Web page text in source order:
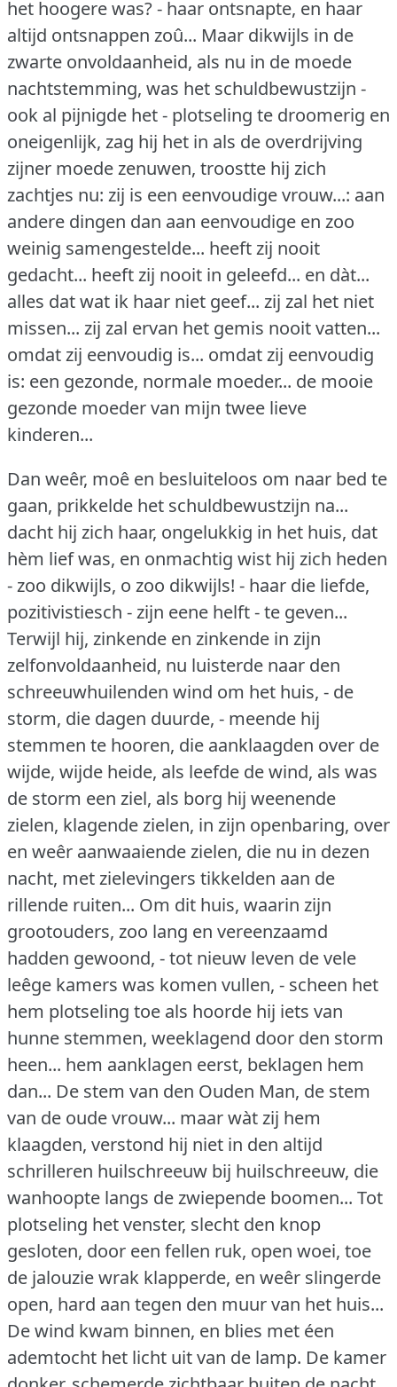
het hoogere was?- haar ontsnapte, en haar
altijd ontsnappen zoû... Maar dikwijls in de
zwarte onvoldaanheid, als nu in de moede
nachtstemming, was het schuldbewustzijn -
ook al pijnigde het - plotseling te droomerig en
oneigenlijk, zag hij het in als de overdrijving
zijner moede zenuwen, troostte hij zich
zachtjes nu: zij is een eenvoudige vrouw...: aan
andere dingen dan aan eenvoudige en zoo
weinig samengestelde... heeft zij nooit
gedacht... heeft zij nooit in geleefd... en dàt...
alles dat wat ik haar niet geef... zij zal het niet
missen... zij zal ervan het gemis nooit vatten...
omdat zij eenvoudig is... omdat zij eenvoudig
is: een gezonde, normale moeder... de mooie
gezonde moeder van mijn twee lieve
kinderen...
Dan weêr, moê en besluiteloos om naar bed te
gaan, prikkelde het schuldbewustzijn na...
dacht hij zich haar, ongelukkig in het huis, dat
hèm lief was, en onmachtig wist hij zich heden
- zoo dikwijls, o zoo dikwijls! - haar die liefde,
pozitivistiesch - zijn eene helft - te geven...
Terwijl hij, zinkende en zinkende in zijn
zelfonvoldaanheid, nu luisterde naar den
schreeuwhuilenden wind om het huis, - de
storm, die dagen duurde, - meende hij
stemmen te hooren, die aanklaagden over de
wijde, wijde heide, als leefde de wind, als was
de storm een ziel, als borg hij weenende
zielen, klagende zielen, in zijn openbaring, over
en weêr aanwaaiende zielen, die nu in dezen
nacht, met zielevingers tikkelden aan de
rillende ruiten... Om dit huis, waarin zijn
grootouders, zoo lang en vereenzaamd
hadden gewoond, - tot nieuw leven de vele
leêge kamers was komen vullen, - scheen het
hem plotseling toe als hoorde hij iets van
hunne stemmen, weeklagend door den storm
heen... hem aanklagen eerst, beklagen hem
dan... De stem van den Ouden Man, de stem
van de oude vrouw... maar wàt zij hem
klaagden, verstond hij niet in den altijd
schrilleren huilschreeuw bij huilschreeuw, die
wanhoopte langs de zwiepende boomen... Tot
plotseling het venster, slecht den knop
gesloten, door een fellen ruk, open woei, toe
de jalouzie wrak klapperde, en weêr slingerde
open, hard aan tegen den muur van het huis...
De wind kwam binnen, en blies met éen
ademtocht het licht uit van de lamp. De kamer